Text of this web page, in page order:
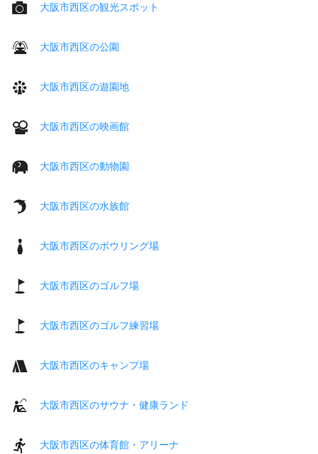
大阪市西区の観光スポット
大阪市西区の公園
大阪市西区の遊園地
大阪市西区の映画館
大阪市西区の動物園
大阪市西区の水族館
大阪市西区のボウリング場
大阪市西区のゴルフ場
大阪市西区のゴルフ練習場
大阪市西区のキャンプ場
大阪市西区のサウナ・健康ランド
大阪市西区の体育館・アリーナ